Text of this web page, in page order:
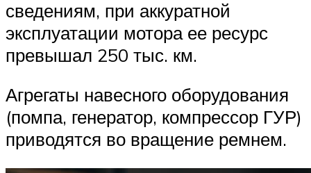
сведениям, при аккуратной
эксплуатации мотора ее ресурс
превышал 250 тыс. км.
Агрегаты навесного оборудования
(помпа, генератор, компрессор ГУР)
приводятся во вращение ремнем.